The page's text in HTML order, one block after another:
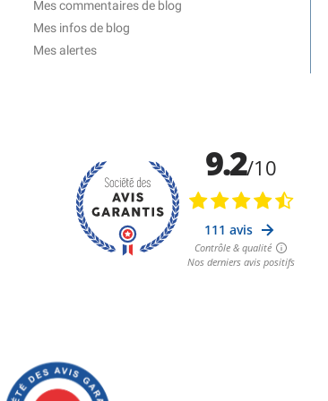
Mes commentaires de blog
Mes infos de blog
Mes alertes